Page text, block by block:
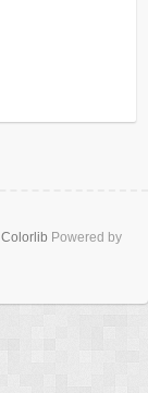
Colorlib Powered by